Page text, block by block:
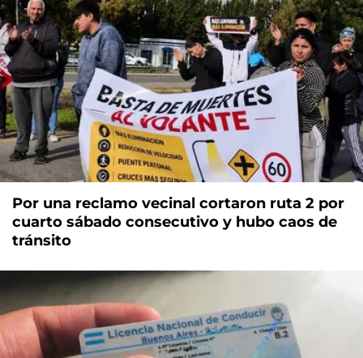
Por una reclamo vecinal cortaron ruta 2 por
cuarto sábado consecutivo y hubo caos de
tránsito